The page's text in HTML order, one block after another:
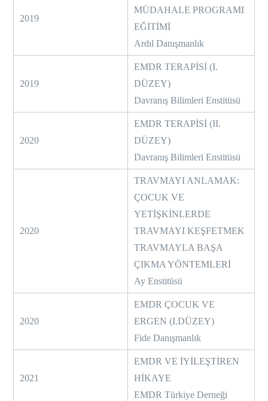
2019
MÜDAHALE PROGRAMI
EĞİTİMİ
Ardıl Danışmanlık
2019
EMDR TERAPİSİ (I.
DÜZEY)
Davranış Bilimleri Enstitüsü
2020
EMDR TERAPİSİ (II.
DÜZEY)
Davranış Bilimleri Enstitüsü
2020
TRAVMAYI ANLAMAK:
ÇOCUK VE
YETİŞKİNLERDE
TRAVMAYI KEŞFETMEK
TRAVMAYLA BAŞA
ÇIKMA YÖNTEMLERİ
Ay Enstitüsü
2020
EMDR ÇOCUK VE
ERGEN (I.DÜZEY)
Fide Danışmanlık
2021
EMDR VE İYİLEŞTİREN
HİKAYE
EMDR Türkiye Derneği